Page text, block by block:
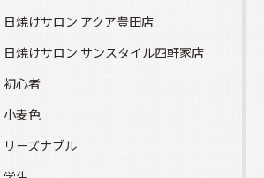
日焼けサロン アクア豊田店
日焼けサロン サンスタイル四軒家店
初心者
小麦色
リーズナブル